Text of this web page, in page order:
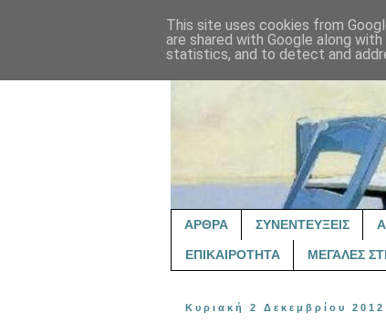
ΑΡΘΡΑ ΣΥΝΕΝΤΕΥΞΕΙΣ
ΕΠΙΚΑΙΡΟΤΗΤΑ ΜΕΓΑΛΕΣ
Κυριακή 2 Δεκεμβρίου 2012
This site uses cookies from
are shared with Google along
statistics, and to detect and